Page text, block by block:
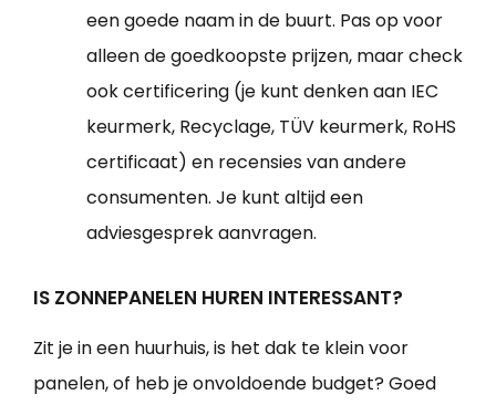
een goede naam in de buurt. Pas op voor
alleen de goedkoopste prijzen, maar check
ook certificering (je kunt denken aan IEC
keurmerk, Recyclage, TÜV keurmerk, RoHS
certificaat) en recensies van andere
consumenten. Je kunt altijd een
adviesgesprek aanvragen.
IS ZONNEPANELEN HUREN INTERESSANT?
Zit je in een huurhuis, is het dak te klein voor
panelen, of heb je onvoldoende budget? Goed